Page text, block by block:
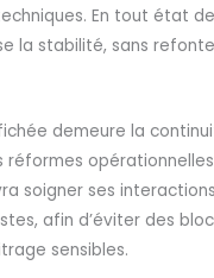
En tout état
la stabilité, sans
demeure la
réformes
soigner ses
afin d’éviter des
sensibles.